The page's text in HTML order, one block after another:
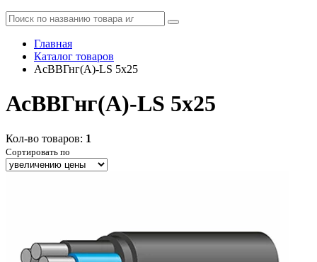
Главная
Каталог товаров
АсВВГнг(А)-LS 5x25
АсВВГнг(А)-LS 5x25
Кол-во товаров: 1
Сортировать по